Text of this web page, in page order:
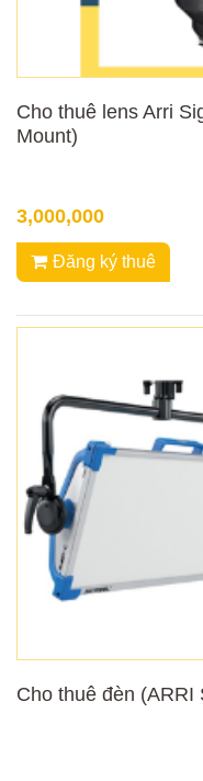
Cho thuê lens Arri
Mount)
3,000,000
Đăng ký thuê
Cho thuê đèn (ARRI